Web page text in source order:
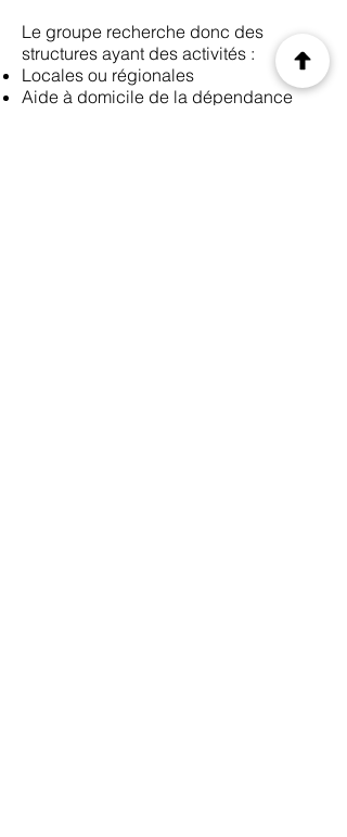
Le groupe recherche donc des
structures ayant des activités :
Locales ou régionales
Aide à domicile de la dépendance